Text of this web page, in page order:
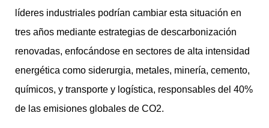
líderes industriales podrían cambiar esta situación en
tres años mediante estrategias de descarbonización
renovadas, enfocándose en sectores de alta intensidad
energética como siderurgia, metales, minería, cemento,
químicos, y transporte y logística, responsables del 40%
de las emisiones globales de CO2.